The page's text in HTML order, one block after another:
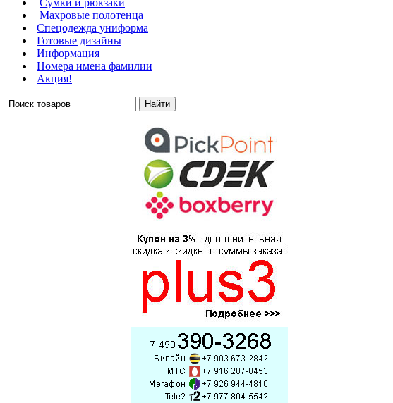
Сумки и рюкзаки
Махровые полотенца
Cпецодежда униформа
Готовые дизайны
Информация
Номера имена фамилии
Акция!